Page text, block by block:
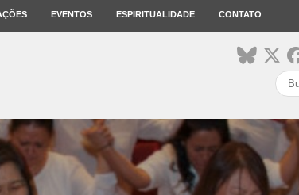
EVENTOS ESPIRITUALIDADE CONTATO